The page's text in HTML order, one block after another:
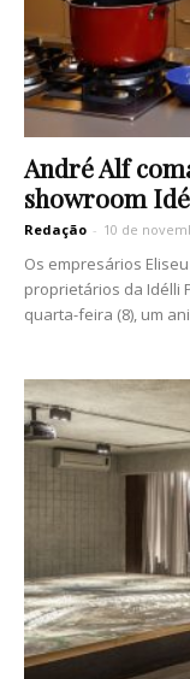
André Alf
showroom
Redação - 10 de
Os empresários
proprietários da Idélli
quarta-feira (8), um